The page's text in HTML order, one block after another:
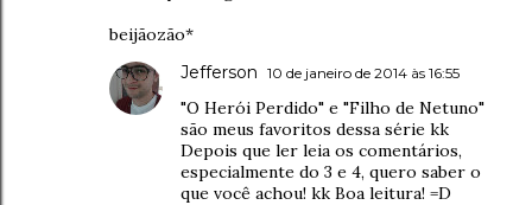
beijãozão*
Jefferson 10 de janeiro de 2014 às 16:55
"O Herói Perdido" e "Filho de Netuno"
são meus favoritos dessa série kk
Depois que ler leia os comentários,
especialmente do 3 e 4, quero saber o
que você achou! kk Boa leitura! =D